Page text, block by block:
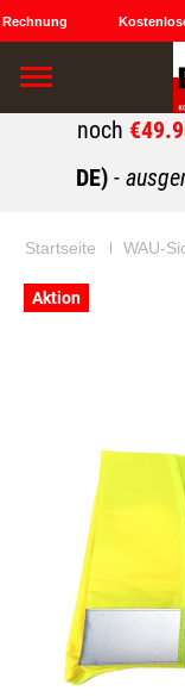
noch
DE) -
Startseite WAU-
Zum
Ende
Zum
Anfang
Aktion